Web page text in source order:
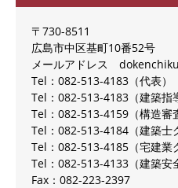
〒730-8511
広島市中区基町10番52号
メールアドレス
Tel：082-513-4183
代表
Tel：082-513-4183
建築指
Tel：082-513-4159
構造審
Tel：082-513-4184
建築士
Tel：082-513-4185
宅建業
Tel：082-513-4133
建築安
Fax：082-223-2397